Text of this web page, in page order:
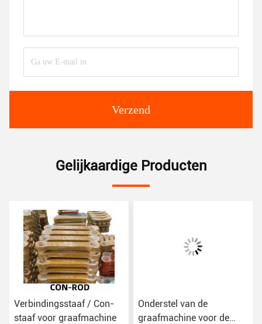
Verzend
Gelijkaardige Producten
Verbindingsstaaf / Con-
staaf voor graafmachine
Onderstel van de
graafmachine voor de